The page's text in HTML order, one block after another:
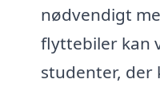
nødvendigt
flyttebiler kan
studenter, der